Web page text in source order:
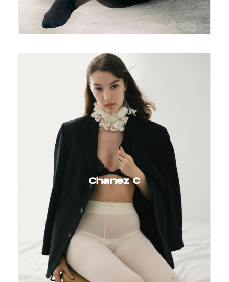
Chanez C